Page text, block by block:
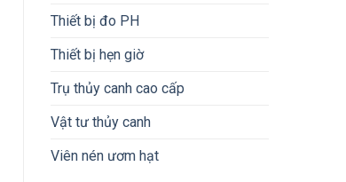
Thiết bị đo PH
Thiết bị hẹn giờ
Trụ thủy canh cao cấp
Vật tư thủy canh
Viên nén ươm hạt